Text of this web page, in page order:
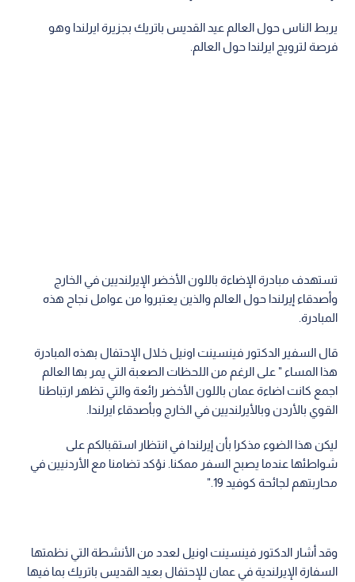
يربط الناس حول العالم عيد القديس باتريك بجزيرة ايرلندا وهو
فرصة لترويج ايرلندا حول العالم.
تستهدف مبادرة الإضاءة باللون الأخضر الإيرلنديين في الخارج
وأصدقاء إيرلندا حول العالم والذين يعتبروا من عوامل نجاح هذه
المبادرة.
قال السفير الدكتور فينسينت اونيل خلال الإحتفال بهذه المبادرة
هذا المساء " على الرغم من اللحظات الصعبة التي يمر بها العالم
اجمع كانت اضاءة عمان باللون الأخضر رائعة والتي تظهر ارتباطنا
القوي بالأردن وبالأيرلنديين في الخارج وبأصدقاء ايرلندا.
ليكن هذا الضوء مذكرا بأن إيرلندا في انتظار استقبالكم على
شواطئها عندما يصبح السفر ممكنا. نؤكد تضامنا مع الأردنيين في
محاربتهم لجائحة كوفيد 19."
وقد أشار الدكتور فينسينت اونيل لعدد من الأنشطة التي نظمتها
السفارة الإيرلندية في عمان للإحتفال بعيد القديس باتريك بما فيها